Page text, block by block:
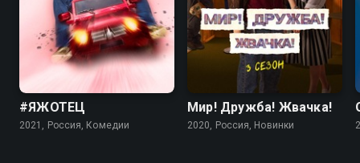
фермеров против строительной техники и
великолепным фирменным юмором в исполнении
Пореченкова и Охлобыстина. Смотри второй сезон
Полярного в хорошем качестве в приложении
Смотрёшка.
Посмотреть онлайн 2 сезон сериала Полярный вы
#ЯЖОТЕЦ
2021, Россия, Комедии
Мир! Дружба! Жвачка!
2020, Россия, Новинки